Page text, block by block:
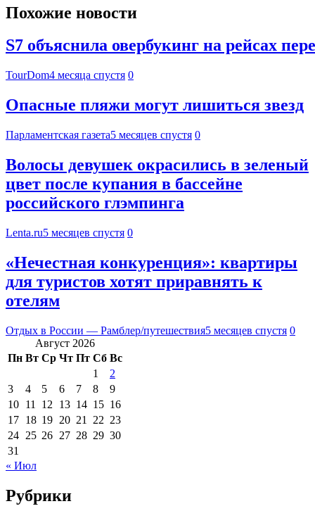
Похожие новости
S7 объяснила овербукинг на рейсах
TourDom4 месяца спустя 0
Опасные пляжи могут лишиться звезд
Парламентская газета5 месяцев спустя 0
Волосы девушек окрасились в зеленый
цвет после купания в бассейне
российского глэмпинга
Lenta.ru5 месяцев спустя 0
«Нечестная конкуренция»: квартиры
для туристов хотят приравнять к
отелям
Отдых в России — Рамблер/путешествия5 месяцев спустя 0
Август 2026
Пн Вт Ср Чт Пт Сб Вс
1
2
3
4 5 6 7 8
9
10 11 12 13 14 15 16
17 18 19 20 21 22 23
24 25 26 27 28 29 30
31
« Июл
Рубрики